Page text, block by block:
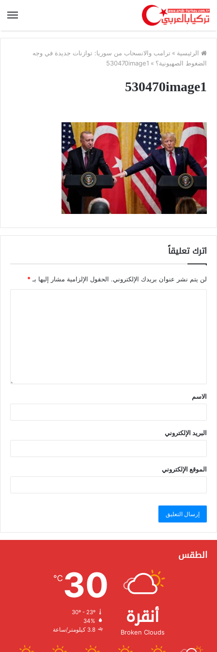
الرئيسية » ترامب والانسحاب من سوريا: توازنات جديدة في وجه
الضغوط الصهيونية؟ »
530470image1
530470image1
اترك تعليقاً
لن يتم نشر عنوان بريدك الإلكتروني. الحقول الإلزامية مشار إليها بـ *
الاسم
البريد الإلكتروني
الموقع الإلكتروني
الطقس
أنقرة
Broken Clouds
30
℃
30º - 23º
الرطوبة:
الرياح:3.8 كيلومتر/ساعة